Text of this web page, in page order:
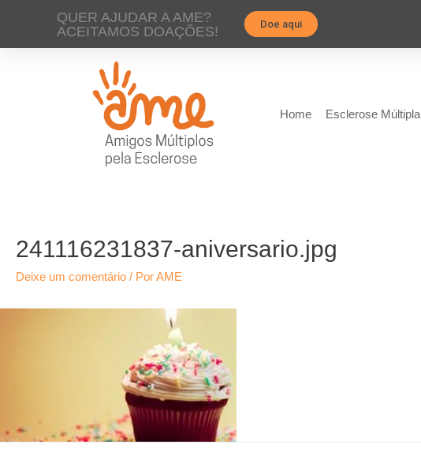
QUER AJUDAR A AME?
ACEITAMOS DOAÇÕES!
Doe aqui
Home Esclerose Múltipla
241116231837-aniversario.jpg
Deixe um comentário / PorAME